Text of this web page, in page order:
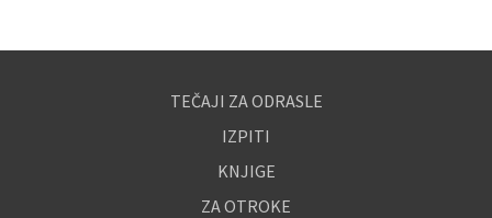
TEČAJI ZA ODRASLE
IZPITI
KNJIGE
ZA OTROKE